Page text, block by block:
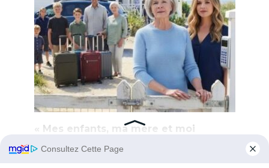
« Mes enfants, ma mère et moi
dans ta maison de plage », m’a écrit